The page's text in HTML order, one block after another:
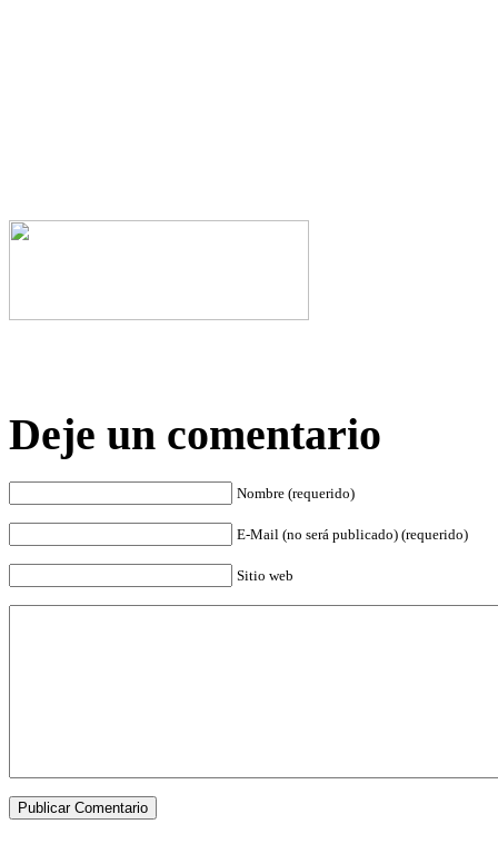
Deje un comentario
Nombre (requerido)
E-Mail (no será publicado) (requerido)
Sitio web